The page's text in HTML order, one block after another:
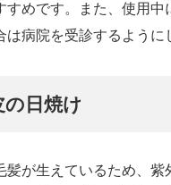
すめです。また、使用中
は病院を受診するように
の日焼け
髪が生えているため、